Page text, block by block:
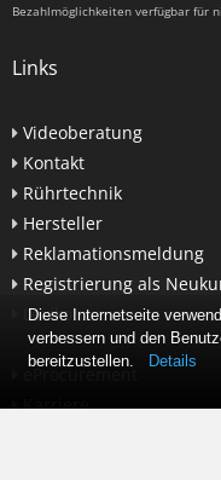
Bezahlmöglichkeiten verfügbar für
Links
Videoberatung
Kontakt
Rührtechnik
Hersteller
Reklamationsmeldung
Registrierung als
Lexikon
eProcurement
Karriere
Diese Internetseite
verbessern und den
bereitzustellen.
Details